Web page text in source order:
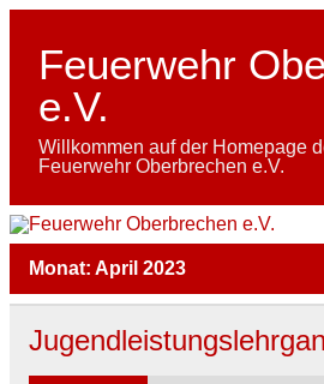
Skip
contentFeuerwehr
e.V.
Willkommen auf der Homepage
Feuerwehr Oberbrechen e.V.
Monat: April 2023